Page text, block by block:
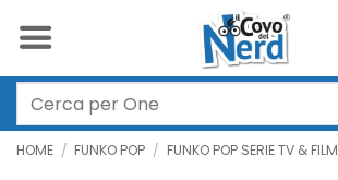
Cerca:
HOME / FUNKO POP / FUNKO POP SERIE TV & FILM